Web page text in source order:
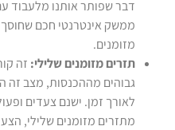
דבר שפותר אותנו מלעבוד
ממשק אינטרנטי חכם שחוסך
מזומנים.
תזרים מזומנים שלילי: זה
גבוהים מההכנסות, מצב זה
לאורך זמן. ישנם צעדים
מתזרים מזומנים שלילי,